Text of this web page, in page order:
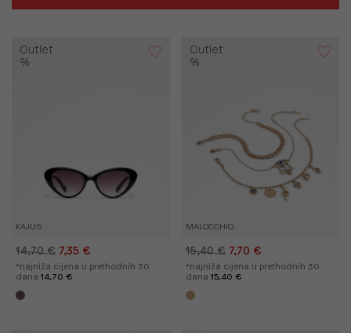
KAJUS
Outlet
%
14,70 € 7,35 €
*najniža cijena u prethodnih 30
dana 14,70 €
MALOCCHIO
Outlet
%
15,40 € 7,70 €
*najniža cijena u prethodnih 30
dana 15,40 €